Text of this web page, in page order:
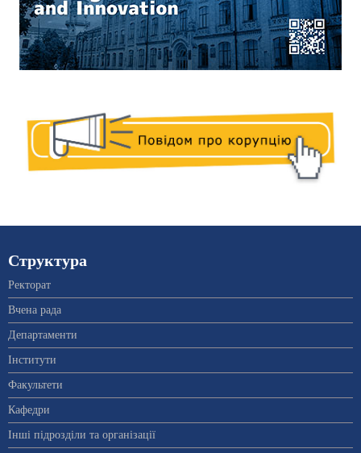
Структура
Ректорат
Вчена рада
Департаменти
Інститути
Факультети
Кафедри
Інші підрозділи та організації